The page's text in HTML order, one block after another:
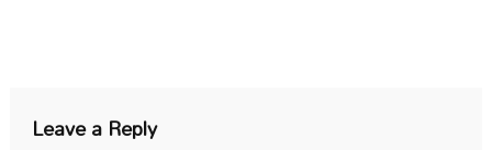
Leave a Reply